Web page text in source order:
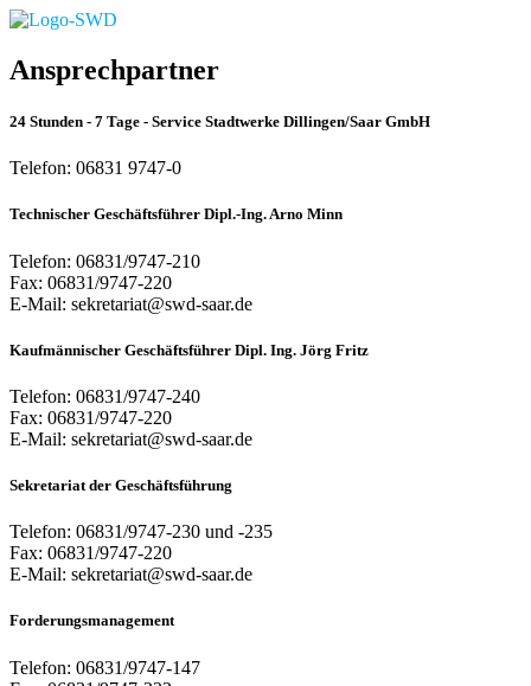
Zum
springen
Ansprechpartner
24 Stunden - 7 Tage - Service Stadtwerke Dillingen/Saar GmbH
Telefon: 06831 9747-0
Technischer Geschäftsführer Dipl.-Ing. Arno Minn
Telefon: 06831/9747-210
Fax: 06831/9747-220
E-Mail: sekretariat@swd-saar.de
Kaufmännischer Geschäftsführer Dipl. Ing. Jörg Fritz
Telefon: 06831/9747-240
Fax: 06831/9747-220
E-Mail: sekretariat@swd-saar.de
Sekretariat der Geschäftsführung
Telefon: 06831/9747-230 und -235
Fax: 06831/9747-220
E-Mail: sekretariat@swd-saar.de
Forderungsmanagement
Telefon: 06831/9747-147